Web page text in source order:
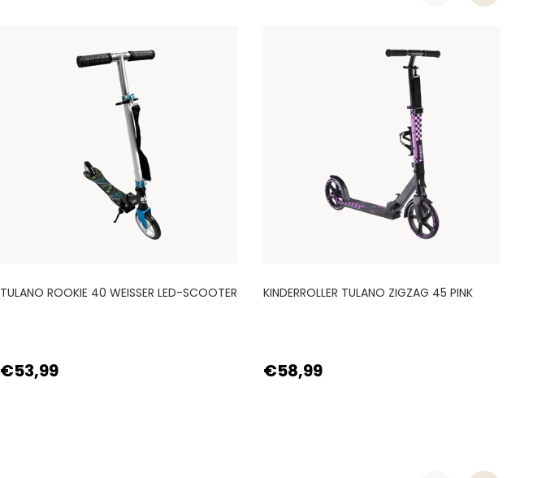
TULANO ROOKIE 40 WEISSER LED-SCOOTER
€53,99
KINDERROLLER TULANO ZIGZAG 45 PINK
€58,99